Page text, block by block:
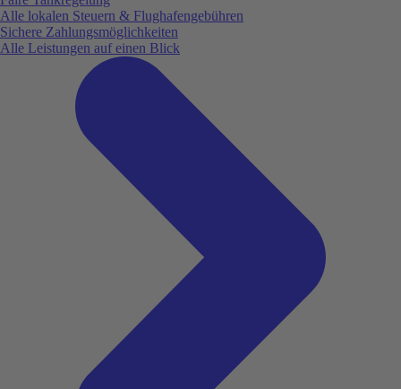
Alle lokalen Steuern & Flughafengebühren
Sichere Zahlungsmöglichkeiten
Alle Leistungen auf einen Blick